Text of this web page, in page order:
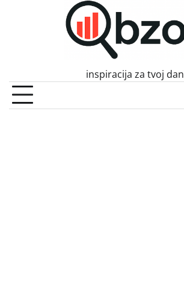
inspiracija za tvoj dan